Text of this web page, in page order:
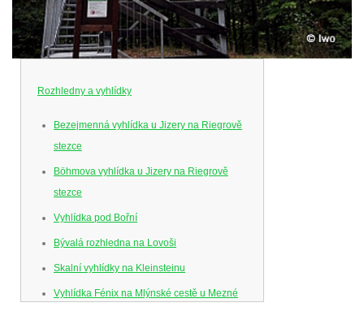
Rozhledny a vyhlídky
Bezejmenná vyhlídka u Jizery na Riegrově
stezce
Böhmova vyhlídka u Jizery na Riegrově
stezce
Vyhlídka pod Bořní
Bývalá rozhledna na Lovoši
Skalní vyhlídky na Kleinsteinu
Vyhlídka Fénix na Mlýnské cestě u Mezné